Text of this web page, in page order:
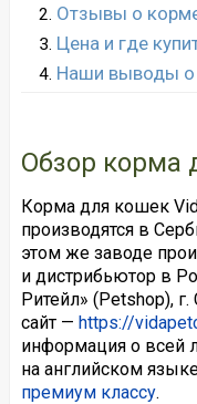
Отзывы о
Цена и где
Наши выводы
Обзор корма
Корма для кошек
производятся в
этом же заводе
и дистрибьютор в
Ритейл» (Petshop),
сайт — https://
информация о всей
на английском
премиум классу.